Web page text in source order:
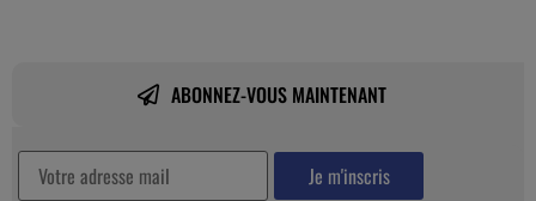
ABONNEZ-VOUS MAINTENANT